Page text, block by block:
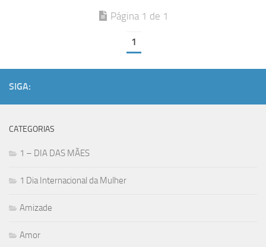
Página 1 de 1
1
SIGA:
CATEGORIAS
1 – DIA DAS MÃES
1 Dia Internacional da Mulher
Amizade
Amor